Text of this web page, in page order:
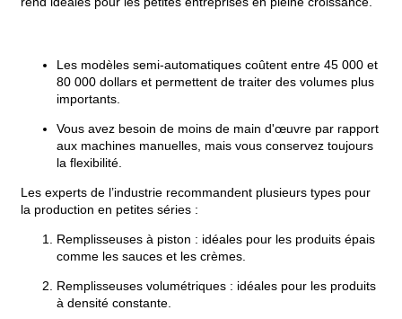
Les modèles semi-automatiques coûtent entre 45 000 et
80 000 dollars et permettent de traiter des volumes plus
importants.
Vous avez besoin de moins de main d'œuvre par rapport
aux machines manuelles, mais vous conservez toujours
la flexibilité.
Les experts de l’industrie recommandent plusieurs types pour
la production en petites séries :
Remplisseuses à piston : idéales pour les produits épais
comme les sauces et les crèmes.
Remplisseuses volumétriques : idéales pour les produits
à densité constante.